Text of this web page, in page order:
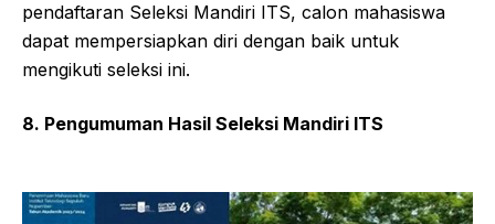
pendaftaran Seleksi Mandiri ITS, calon mahasiswa
dapat mempersiapkan diri dengan baik untuk
mengikuti seleksi ini.
8. Pengumuman Hasil Seleksi Mandiri ITS